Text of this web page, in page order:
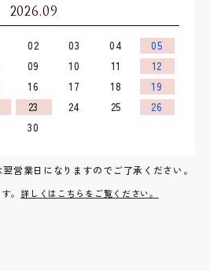
2026.09
02 03 04
05
09 10 11
12
16 17 18
19
23 24 25
26
30
営業日になりますのでご了承ください。
。 詳しくはこちらをご覧ください。